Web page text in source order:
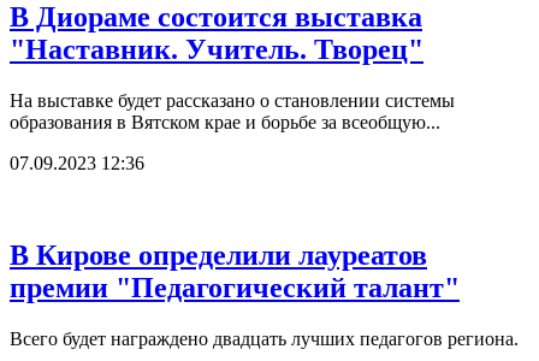
В Диораме состоится выставка
"Наставник. Учитель. Творец"
На выставке будет рассказано о становлении системы
образования в Вятском крае и борьбе за всеобщую...
07.09.2023 12:36
В Кирове определили лауреатов
премии "Педагогический талант"
Всего будет награждено двадцать лучших педагогов региона.